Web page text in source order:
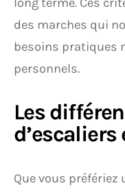
des marches qui
besoins pratiques
personnels.
Les
d’escaliers
Que vous